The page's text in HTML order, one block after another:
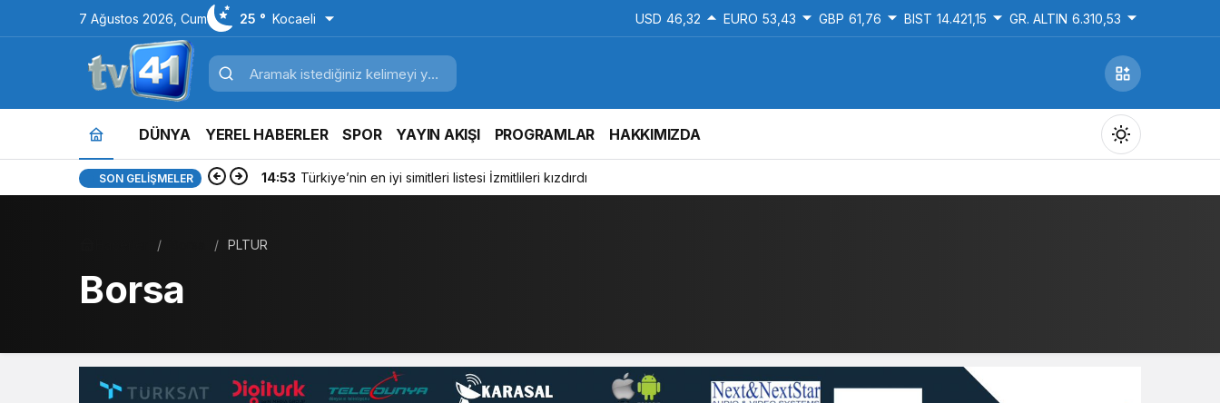
7 Ağustos 2026, Cum 25 ° Kocaeli USD 46,32 EURO 53,43 GBP 61,76 BIST 14.421,15 GR. ALTIN 6.310,53
DÜNYA YEREL HABERLER SPOR YAYIN AKIŞI PROGRAMLAR HAKKIMIZDA
Gece Modu
Gece modunu seçin.
SON GELIŞMELER 14:53 Türkiye’nin en iyi simitleri listesi İzmitlileri kızdırdı
PLTUR
Borsa